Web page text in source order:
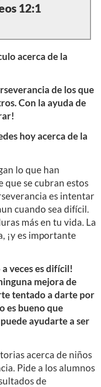
12:1
acerca de la
de los que
Con la ayuda de
hoy acerca de la
lo que han
que se cubran estos
es intentar
cuando sea difícil.
más en tu vida. La
¡y es importante
veces es difícil!
mejora de
tentado a darte por
es bueno que
ayudarte a ser
acerca de niños
Pide a los alumnos
de